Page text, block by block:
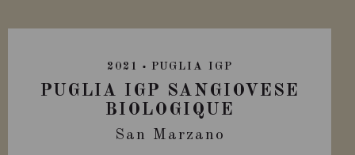
2021 PUGLIA IGP
PUGLIA IGP SANGIOVESE
BIOLOGIQUE
San Marzano